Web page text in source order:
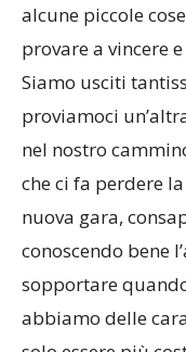
alcune piccole
provare a vincere
proviamoci
nel nostro
che ci fa perdere
nuova gara,
sopportare
abbiamo delle